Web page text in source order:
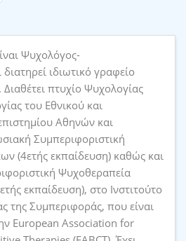
Ψυχολόγος-
ιδιωτικό γραφείο
πτυχίο Ψυχολογίας
του Εθνικού και
Αθηνών και
Συμπεριφοριστική
(4ετής εκπαίδευση) καθώς και
Ψυχοθεραπεία
εκπαίδευση), στο Ινστιτούτο
της Συμπεριφοράς, που είναι
European Association for